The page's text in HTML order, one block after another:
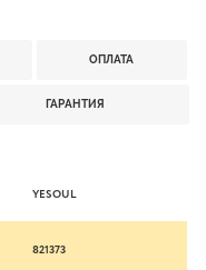
ОПЛАТА
ГАРАНТИЯ
YESOUL
821373